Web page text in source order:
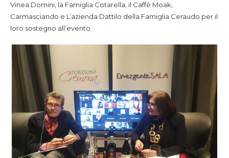
Vinea Domini, la Famiglia Cotarella, il Caffè Moak,
Carmasciando e L’azienda Dattilo della Famiglia Ceraudo per il
loro sostegno all’evento.